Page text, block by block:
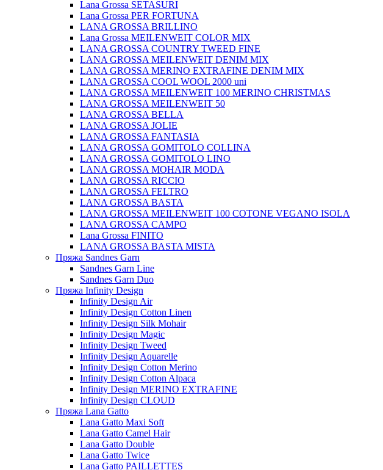
Lana Grossa SETASURI
Lana Grossa PER FORTUNA
LANA GROSSA BRILLINO
Lana Grossa MEILENWEIT COLOR MIX
LANA GROSSA COUNTRY TWEED FINE
LANA GROSSA MEILENWEIT DENIM MIX
LANA GROSSA MERINO EXTRAFINE DENIM MIX
LANA GROSSA COOL WOOL 2000 uni
LANA GROSSA MEILENWEIT 100 MERINO CHRISTMAS
LANA GROSSA MEILENWEIT 50
LANA GROSSA BELLA
LANA GROSSA JOLIE
LANA GROSSA FANTASIA
LANA GROSSA GOMITOLO COLLINA
LANA GROSSA GOMITOLO LINO
LANA GROSSA MOHAIR MODA
LANA GROSSA RICCIO
LANA GROSSA FELTRO
LANA GROSSA BASTA
LANA GROSSA MEILENWEIT 100 COTONE VEGANO ISOLA
LANA GROSSA CAMPO
Lana Grossa FINITO
LANA GROSSA BASTA MISTA
Пряжа Sandnes Garn
Sandnes Garn Line
Sandnes Garn Duo
Пряжа Infinity Design
Infinity Design Air
Infinity Design Cotton Linen
Infinity Design Silk Mohair
Infinity Design Magic
Infinity Design Tweed
Infinity Design Aquarelle
Infinity Design Cotton Merino
Infinity Design Cotton Alpaca
Infinity Design MERINO EXTRAFINE
Infinity Design CLOUD
Пряжа Lana Gatto
Lana Gatto Maxi Soft
Lana Gatto Camel Hair
Lana Gatto Double
Lana Gatto Twice
Lana Gatto PAILLETTES